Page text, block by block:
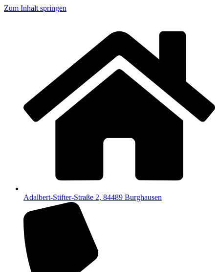
Zum Inhalt springen
Adalbert-Stifter-Straße 2, 84489 Burghausen